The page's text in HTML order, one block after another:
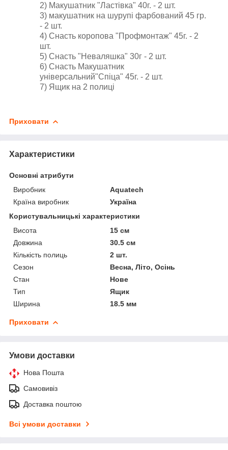
2) Макушатник "Ластівка" 40г. - 2 шт.
3) макушатник на шурупі фарбований 45 гр.
- 2 шт.
4) Снасть коропова "Профмонтаж" 45г. - 2
шт.
5) Снасть "Неваляшка" 30г - 2 шт.
6) Снасть Макушатник
універсальний"Спіца" 45г. - 2 шт.
7) Ящик на 2 полиці
Приховати
Характеристики
Основні атрибути
Виробник
Aquatech
Країна виробник
Україна
Користувальницькі характеристики
Висота
15 см
Довжина
30.5 см
Кількість полиць
2 шт.
Сезон
Весна, Літо, Осінь
Стан
Нове
Тип
Ящик
Ширина
18.5 мм
Приховати
Умови доставки
Нова Пошта
Самовивіз
Доставка поштою
Всі умови доставки